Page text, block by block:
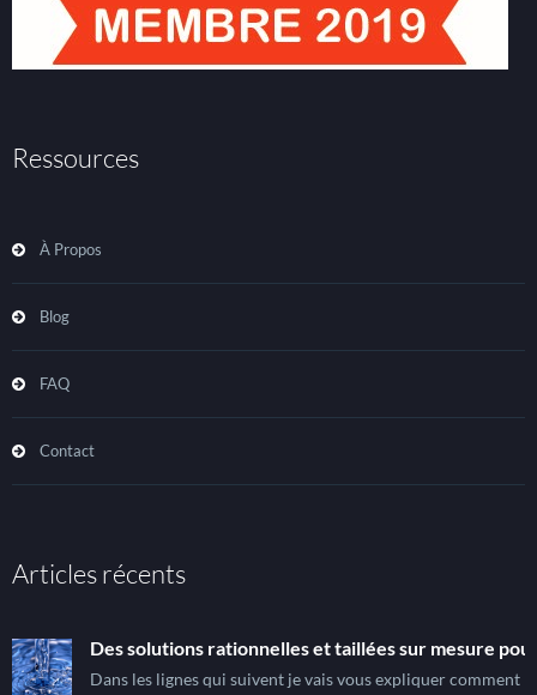
Ressources
À Propos
Blog
FAQ
Contact
Articles récents
Des solutions rationnelles et taillées sur mesure
Dans les lignes qui suivent je vais vous expliquer comment